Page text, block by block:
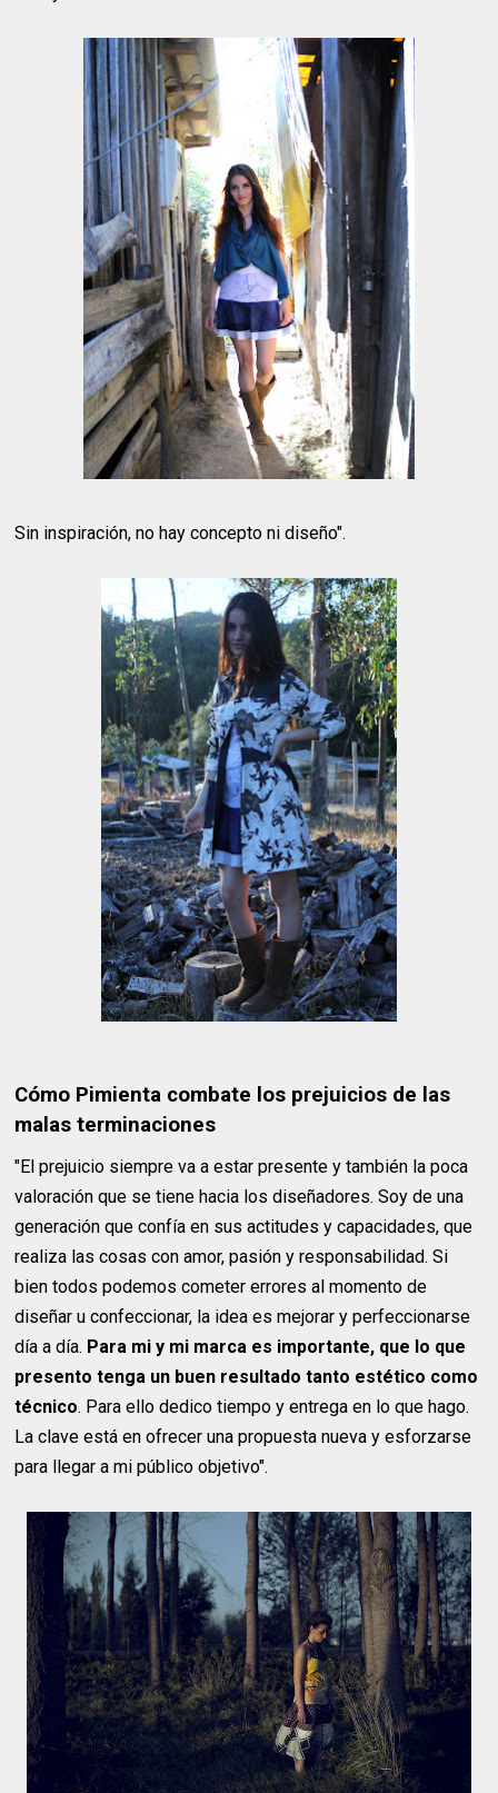
Sin inspiración, no hay concepto ni diseño".
Cómo Pimienta combate los prejuicios de las
malas terminaciones
"El prejuicio siempre va a estar presente y también la poca
valoración que se tiene hacia los diseñadores. Soy de una
generación que confía en sus actitudes y capacidades, que
realiza las cosas con amor, pasión y responsabilidad. Si
bien todos podemos cometer errores al momento de
diseñar u confeccionar, la idea es mejorar y perfeccionarse
día a día. Para mi y mi marca es importante, que lo que
presento tenga un buen resultado tanto estético como
técnico. Para ello dedico tiempo y entrega en lo que hago.
La clave está en ofrecer una propuesta nueva y esforzarse
para llegar a mi público objetivo".